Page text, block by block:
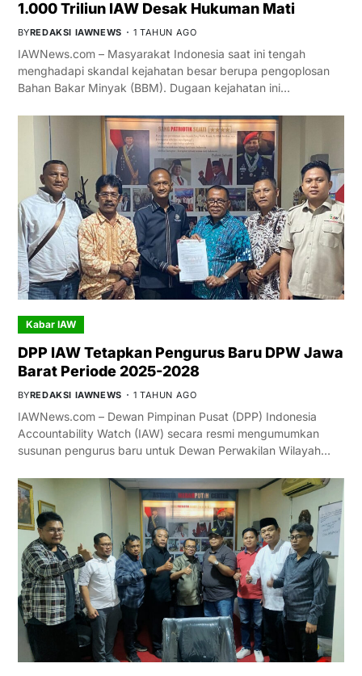
1.000 Triliun IAW Desak Hukuman Mati
BYREDAKSI IAWNEWS 1 TAHUN AGO
IAWNews.com – Masyarakat Indonesia saat ini tengah
menghadapi skandal kejahatan besar berupa pengoplosan
Bahan Bakar Minyak (BBM). Dugaan kejahatan ini…
Kabar IAW
DPP IAW Tetapkan Pengurus Baru DPW Jawa
Barat Periode 2025-2028
BYREDAKSI IAWNEWS 1 TAHUN AGO
IAWNews.com – Dewan Pimpinan Pusat (DPP) Indonesia
Accountability Watch (IAW) secara resmi mengumumkan
susunan pengurus baru untuk Dewan Perwakilan Wilayah…